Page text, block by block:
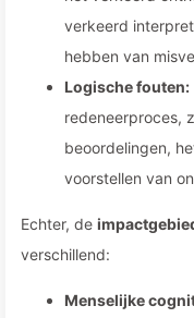
verkeerd
hebben van
Logische fouten:
redeneerproces,
beoordelingen,
voorstellen van
Echter, de
verschillend:
Menselijke